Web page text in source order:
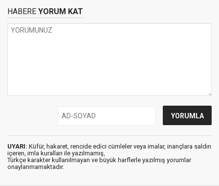
HABERE YORUM KAT
UYARI: Küfür, hakaret, rencide edici cümleler veya imalar, inançlara saldırı
içeren, imla kuralları ile yazılmamış,
Türkçe karakter kullanılmayan ve büyük harflerle yazılmış yorumlar
onaylanmamaktadır.